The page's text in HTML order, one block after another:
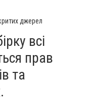
джерел
всі
прав
та